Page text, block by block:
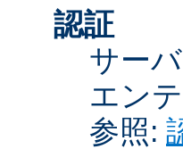
認証
サー
エン
参照: